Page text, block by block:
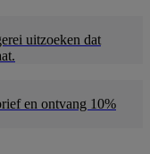
uitzoeken dat
en ontvang 10%